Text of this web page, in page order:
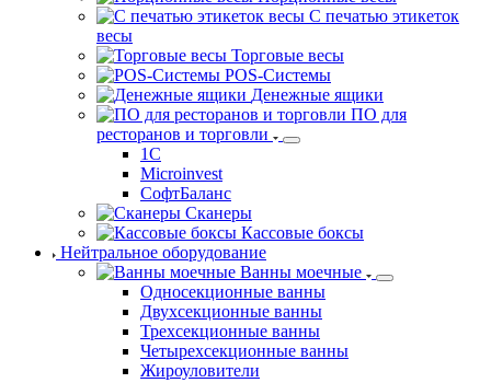
С печатью этикеток
весы
Торговые весы
POS-Системы
Денежные ящики
ПО для
ресторанов и торговли
1С
Microinvest
СофтБаланс
Сканеры
Кассовые боксы
Нейтральное оборудование
Ванны моечные
Односекционные ванны
Двухсекционные ванны
Трехсекционные ванны
Четырехсекционные ванны
Жироуловители